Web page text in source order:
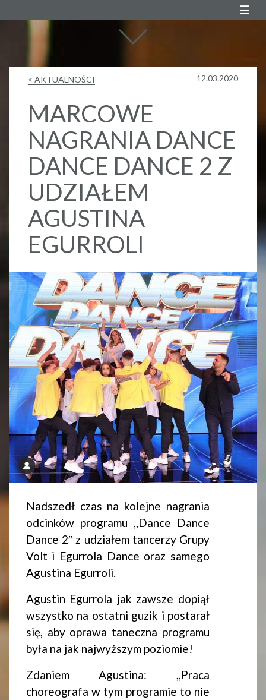
< AKTUALNOŚCI 12.03.2020
MARCOWE
NAGRANIA DANCE
DANCE DANCE 2 Z
UDZIAŁEM
AGUSTINA
EGURROLI
Nadszedł czas na kolejne nagrania
odcinków programu ,,Dance Dance
Dance 2″ z udziałem tancerzy Grupy
Volt i Egurrola Dance oraz samego
Agustina Egurroli.
Agustin Egurrola jak zawsze dopiął
wszystko na ostatni guzik i postarał
się, aby oprawa taneczna programu
była na jak najwyższym poziomie!
Zdaniem Agustina: ,,Praca
choreografa w tym programie to nie